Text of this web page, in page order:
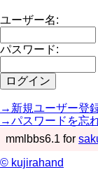
ユーザー名:
パスワード:
→新規ユーザー登
→パスワードを忘
mmlbbs6.1 for
© kujirahand